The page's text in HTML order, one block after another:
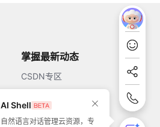
掌握最新动态
CSDN专区
AI Shell
自然语言对话管理云资源，专